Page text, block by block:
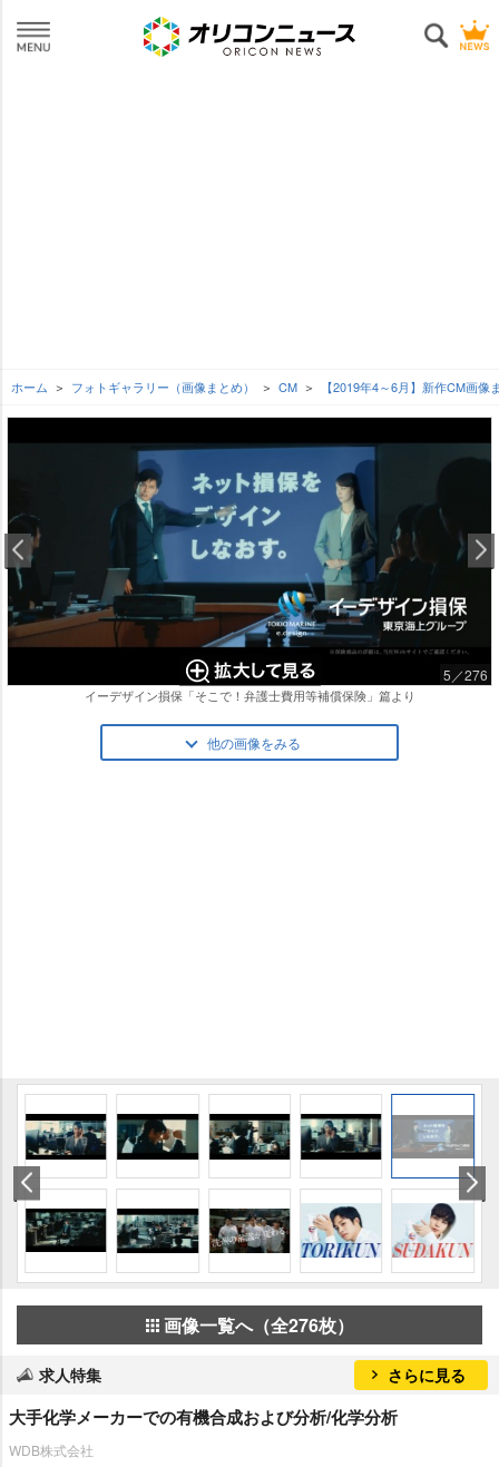
ホーム フォトギャラリー（画像まとめ） CM 【2019年4～6月】新作CM画像
5／276
イーデザイン損保「そこで！弁護士費用等補償保険」篇より
他の画像をみる
画像一覧へ（全276枚）
求人特集 さらに見る
大手化学メーカーでの有機合成および分析/化学分析
WDB株式会社